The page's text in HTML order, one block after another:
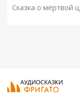
Сказка о мёртвой